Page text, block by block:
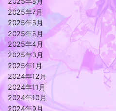
2025年7月
2025年6月
2025年5月
2025年4月
2025年3月
2025年1月
2024年12月
2024年11月
2024年10月
2024年9月